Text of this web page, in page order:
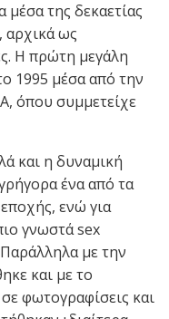
της δεκαετίας
αρχικά ως
Η πρώτη μεγάλη
1995 μέσα από την
όπου συμμετείχε
και η δυναμική
ένα από τα
ενώ για
γνωστά sex
με την
και με το
φωτογραφίσεις και